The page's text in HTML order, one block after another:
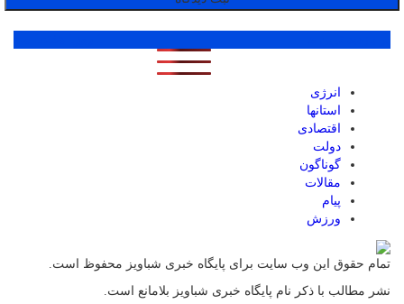
انرژی
استانها
اقتصادی
دولت
گوناگون
مقالات
پیام
ورزش
تمام حقوق این وب سایت برای پایگاه خبری شباویز محفوظ است.
نشر مطالب با ذکر نام پایگاه خبری شباویز بلامانع است.